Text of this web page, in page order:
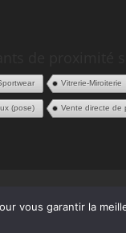
Vitrerie-Miroiterie
(pose) Vente directe de
vous garantir la